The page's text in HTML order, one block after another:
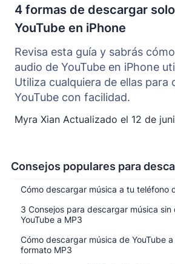
Consejos populares para
Cómo descargar música a tu teléfono
3 Consejos para descargar música
YouTube a MP3
Cómo descargar música de YouTube
formato MP3
4 formas de descargar
YouTube en iPhone
Revisa esta guía y sabrás
audio de YouTube en iPhone
Utiliza cualquiera de ellas para
YouTube con facilidad.
Myra Xian Actualizado el 12 de